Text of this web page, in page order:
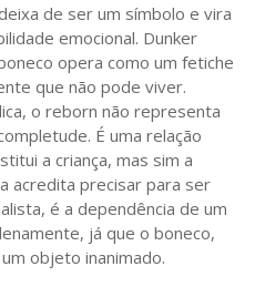
de ser um símbolo e vira
emocional. Dunker
opera como um fetiche
que não pode viver.
o reborn não representa
É uma relação
a criança, mas sim a
acredita precisar para ser
é a dependência de um
já que o boneco,
objeto inanimado.